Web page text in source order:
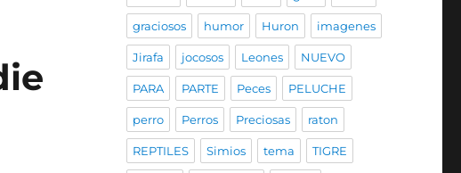
graciosos humor Huron imagenes
Jirafa jocosos Leones NUEVO
PARA PARTE Peces PELUCHE
perro Perros Preciosas raton
REPTILES Simios tema TIGRE